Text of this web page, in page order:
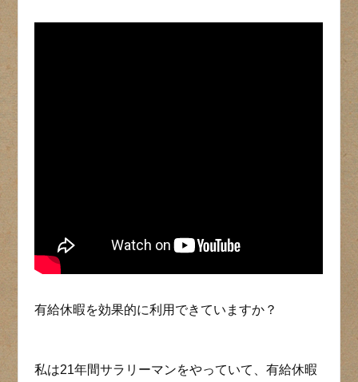
有給休暇を効果的に利用できていますか？
私は21年間サラリーマンをやっていて、有給休暇